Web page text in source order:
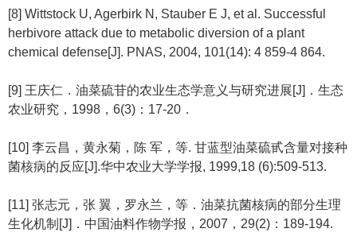
[8] Wittstock U, Agerbirk N, Stauber E J, et al. Successful
herbivore attack due to metabolic diversion of a plant
chemical defense[J]. PNAS, 2004, 101(14): 4 859-4 864.
[9] 王庆仁．油菜硫苷的农业生态学意义与研究进展[J]．生态
农业研究，1998，6(3)：17-20．
[10] 李云昌，黄永菊，陈 军，等. 甘蓝型油菜硫甙含量对接种
菌核病的反应[J].华中农业大学学报, 1999,18 (6):509-513.
[11] 张志元，张 翼，罗永兰，等．油菜抗菌核病的部分生理
生化机制[J]．中国油料作物学报，2007，29(2)：189-194.